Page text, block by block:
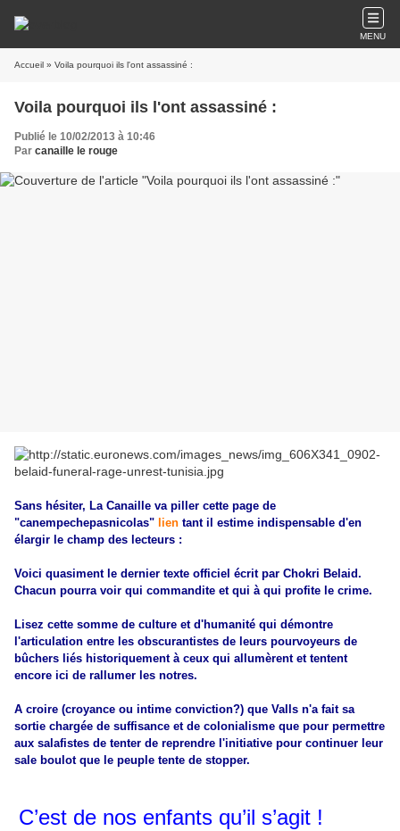
MENU
Accueil » Voila pourquoi ils l'ont assassiné :
Voila pourquoi ils l'ont assassiné :
Publié le 10/02/2013 à 10:46
Par canaille le rouge
Sans hésiter, La Canaille va piller cette page de
"canempechepasnicolas" lien tant il estime indispensable d'en
élargir le champ des lecteurs :
Voici quasiment le dernier texte officiel écrit par Chokri Belaid.
Chacun pourra voir qui commandite et qui à qui profite le crime.
Lisez cette somme de culture et d'humanité qui démontre
l'articulation entre les obscurantistes de leurs pourvoyeurs de
bûchers liés historiquement à ceux qui allumèrent et tentent
encore ici de rallumer les notres.
A croire (croyance ou intime conviction?) que Valls n'a fait sa
sortie chargée de suffisance et de colonialisme que pour permettre
aux salafistes de tenter de reprendre l'initiative pour continuer leur
sale boulot que le peuple tente de stopper.
C’est de nos enfants qu’il s’agit !